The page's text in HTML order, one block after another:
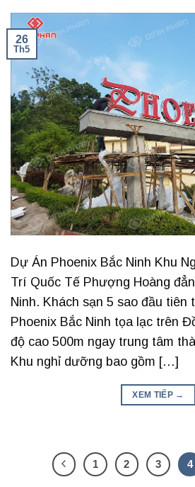
26
Th5
Dự Án Phoenix Bắc Ninh Khu
Trí Quốc Tế Phượng Hoàng
Ninh. Khách sạn 5 sao đầu tiên
Phoenix Bắc Ninh tọa lạc trên
độ cao 500m ngay trung tâm
Khu nghỉ dưỡng bao gồm […]
XEM TIẾP →
1 2 3 4